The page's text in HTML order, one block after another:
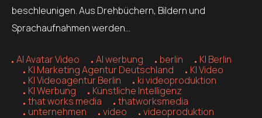
beschleunigen. Aus Drehbüchern, Bildern und
Sprachaufnahmen werden…
AI Avatar Video AI werbung berlin
KI Berlin
KI Marketing Agentur Deutschland
KI Video
KI Videoagentur Berlin
ki videoproduktion
KI Werbung
Künstliche Intelligenz
that works media
thatworksmedia
unternehmen
video
videoproduktion